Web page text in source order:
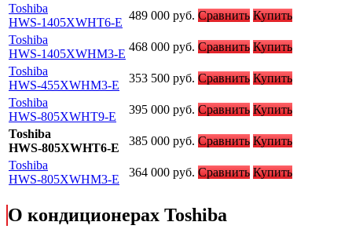
Toshiba
HWS-1405XWHT6-E
489 000 руб. Сравнить Купить
Toshiba
HWS-1405XWHM3-E
468 000 руб. Сравнить Купить
Toshiba
HWS-455XWHM3-E
353 500 руб. Сравнить Купить
Toshiba
HWS-805XWHT9-E
395 000 руб. Сравнить Купить
Toshiba
HWS-805XWHT6-E
385 000 руб. Сравнить Купить
Toshiba
HWS-805XWHM3-E
364 000 руб. Сравнить Купить
О кондиционерах Toshiba